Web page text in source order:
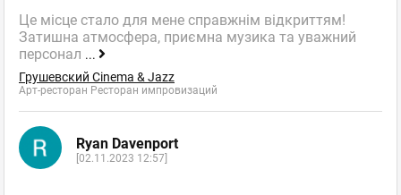
Це місце стало для мене справжнім відкриттям!
Затишна атмосфера, приємна музика та уважний
персонал ...
Грушевский Cinema & Jazz
Арт-ресторан Ресторан импровизаций
Ryan Davenport
[02.11.2023 12:57]